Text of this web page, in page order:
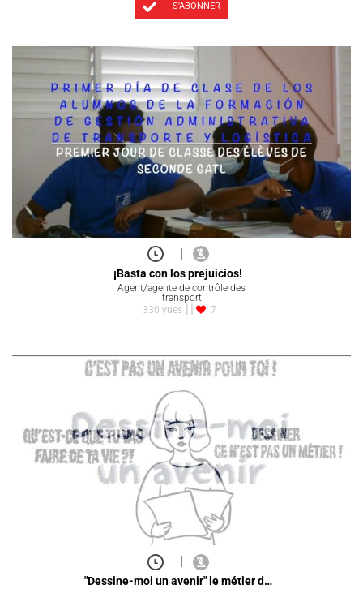
S'ABONNER
|
¡Basta con los prejuicios!
Agent/agente de contrôle des
transport
330 vues
7
|
"Dessine-moi un avenir" le métier d…